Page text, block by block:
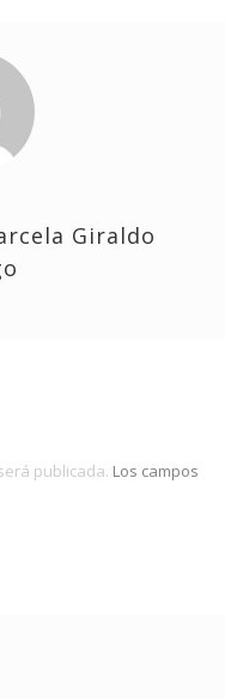
Giraldo
publicada. Los campos